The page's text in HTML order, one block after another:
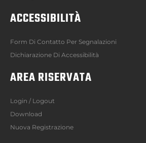
ACCESSIBILITÀ
Form Di Contatto Per Segnalazioni
Dichiarazione Di Accessibilità
AREA RISERVATA
Login / Logout
Download
Nuova Registrazione